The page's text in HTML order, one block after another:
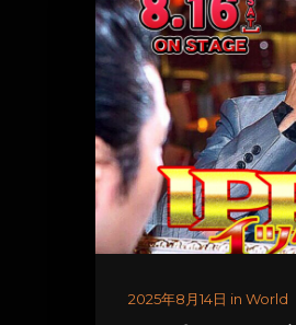
2025年8月14日 in World